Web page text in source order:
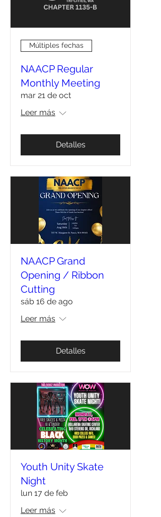
Múltiples fechas
NAACP Regular
Monthly Meeting
mar 21 de oct
Leer más
Detalles
NAACP Grand
Opening / Ribbon
Cutting
sáb 16 de ago
Leer más
Detalles
Youth Unity Skate
Night
lun 17 de feb
Leer más